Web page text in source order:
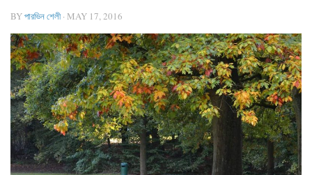
BYপারভিন শেলী · MAY 17, 2016